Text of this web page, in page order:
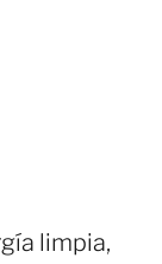
limpia,